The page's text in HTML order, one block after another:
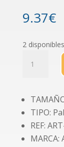
9.37€
2 disponibles
38mm.
(1.5")
cantidad
TIPO:
REF: